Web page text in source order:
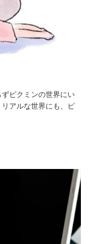
ピクミンの世界にい
アルな世界にも、ピ